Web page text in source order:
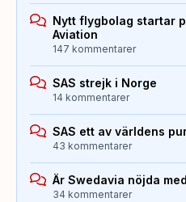
Nytt flygbolag startar
Aviation
147 kommentarer
SAS strejk i Norge
14 kommentarer
SAS ett av världens
43 kommentarer
Är Swedavia nöjda
34 kommentarer